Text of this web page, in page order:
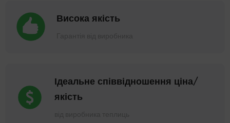
Висока якість
Ідеальне співвідношення ціна/
якість